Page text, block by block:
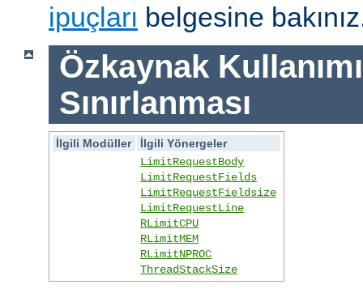
ipuçları belgesine
Özkaynak
Sınırlanması
İlgili Modüller
İlgili Yönergeler
LimitRequestBody
LimitRequestFields
LimitRequestFieldsize
LimitRequestLine
RLimitCPU
RLimitMEM
RLimitNPROC
ThreadStackSize